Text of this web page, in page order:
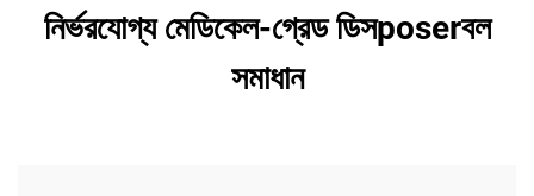
নির্ভরযোগ্য মেডিকেল-গ্রেড ডিসposerবল
সমাধান